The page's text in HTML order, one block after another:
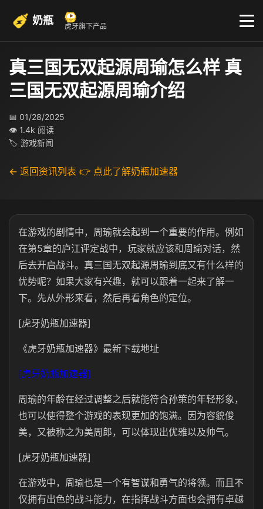
奶瓶 虎牙旗下产品
真三国无双起源周瑜怎么样 真
三国无双起源周瑜介绍
📅 01/28/2025
👁 1.4k 阅读
🏷 游戏新闻
← 返回资讯列表 👉 点此了解奶瓶加速器
在游戏的剧情中，周瑜就会起到一个重要的作用。例如
在第5章的庐江评定战中，玩家就应该和周瑜对话，然
后去开启战斗。真三国无双起源周瑜到底又有什么样的
优势呢？如果大家有兴趣，就可以跟着一起来了解一
下。先从外形来看，然后再看角色的定位。
[虎牙奶瓶加速器]
《虎牙奶瓶加速器》最新下载地址
[虎牙奶瓶加速器]
周瑜的年龄在经过调整之后就能符合孙策的年轻形象，
也可以使得整个游戏的表现更加的饱满。因为容貌俊
美，又被称之为美周郎，可以体现出优雅以及帅气。
[虎牙奶瓶加速器]
在游戏中，周瑜也是一个有智谋和勇气的将领。而且不
仅拥有出色的战斗能力，在指挥战斗方面也会拥有卓越